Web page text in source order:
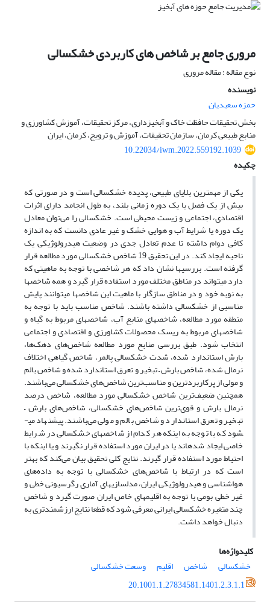
مروری جامع بر شاخص های کاربردی خشکسالی
نوع مقاله : مقاله مروری
نویسنده
حمزه سعیدیان
بخش تحقیقات حافظت خاک و آبخیزداری، مرکز تحقیقات، آموزش کشاورزی و
منابع طبیعی کرمان، سازمان تحقیقات، آموزش و ترویج، کرمان، ایران
10.22034/iwm.2022.559192.1039
چکیده
یکی از مهم­ترین بلایای طبیعی، پدیده خشکسالی است و در صورتی که
بیش از یک فصل یا یک دوره زمانی بلند، به طول انجامد دارای اثرات
اقتصادی، اجتماعی و زیست محیطی است. خشکسالی را می‌توان معادل
یک دوره یا شرایط آب و هوایی خشک و غیر عادی دانست که به اندازه
کافی دوام داشته تا عدم تعادل جدی در وضعیت هیدرولوژیکی یک
ناحیه ایجاد کند. در این تحقیق 19 شاخص خشکسالی مورد مطالعه قرار
گرفته است. بررسی­ها نشان داد که هر شاخصی با توجه به ماهیتی که
دارد می­تواند در مناطق مختلف مورد استفاده قرار گیرد و همه شاخص­ها
به نوبه خود و در مناطق سازگار با ماهیت این شاخص­ها می­توانند پایش
مناسبی از خشکسالی داشته باشند. شاخص مناسب باید با توجه به
منطقه مورد مطالعه، شاخص­های منابع آب، شاخص­های مربوط به گیاه و
شاخص­های مربوط به ریسک محصولات کشاورزی و اقتصادی و اجتماعی
انتخاب شود. طبق بررسی منابع مورد مطالعه شاخص‌های دهک‌ها،
بارش استاندارد شده، شدت خشکسالی پالمر، شاخص گیاهی اختلاف
نرمال شده، شاخص بارش – تبخیر و تعرق استاندارد شده و شاخص بالم
و مولی از پرکاربردترین و مناسب‌ترین شاخص‌های خشکسالی می‌باشند.
همچنین ضعیف‌ترین شاخص خشکسالی مورد مطالعه، شاخص درصد
نرمال بارش و قوی‌ترین شاخص‌های خشکسالی، شاخص‌های بارش –
تبخیر و تعرق استاندارد و شاخص بالم و مولی می‌باشند. پیشنهاد می­
شود که با توجه به اینکه هر کدام از شاخص­های خشکسالی در شرایط
خاصی ایجاد شده­اند یا در ایران مورد استفاده قرار نگیرند و یا اینکه با
احتیاط مورد استفاده قرار گیرند. نتایج کلی تحقیق بیان می‌کند که بهتر
است که در ارتباط با شاخص‌های خشکسالی با توجه به داده‌های
هواشناسی و هیدرولوژیکی ایران، مدل­سازی­های آماری رگرسیونی خطی و
غیر خطی بومی با توجه به اقلیم­های خاص ایران صورت گیرد و شاخص
چند متغیره خشکسالی ایرانی معرفی شود که قطعا نتایج ارزشمندتری به
دنبال خواهد داشت.
کلیدواژه‌ها
خشکسالی
شاخص اقلیم
وسعت خشکسالی
20.1001.1.27834581.1401.2.3.1.1